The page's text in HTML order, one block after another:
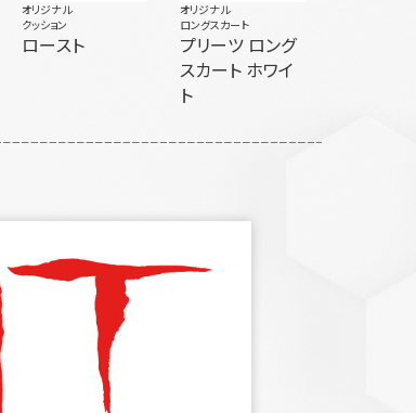
オリジナル
クッション
ロースト
オリジナル
ロングスカート
プリーツ ロング
スカート ホワイ
ト